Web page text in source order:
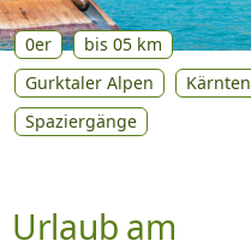
0er
bis 05 km
Gurktaler Alpen
Kärnten
Spaziergänge
Urlaub am